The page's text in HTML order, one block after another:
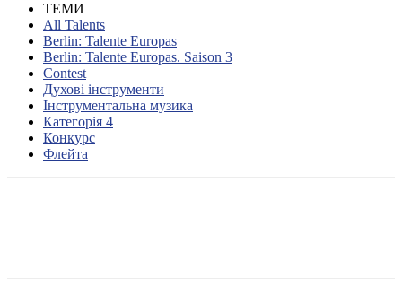
ТЕМИ
All Talents
Berlin: Talente Europas
Berlin: Talente Europas. Saison 3
Contest
Духові інструменти
Інструментальна музика
Категорія 4
Конкурс
Флейта